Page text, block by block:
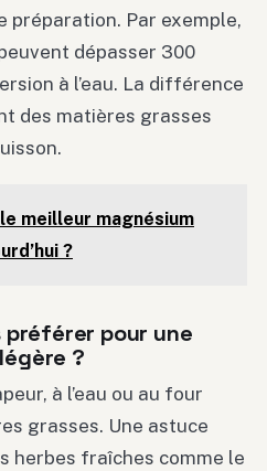
préparation. Par exemple,
dépasser 300
à l’eau. La différence
des matières grasses
meilleur magnésium
?
pour une
?
à l’eau ou au four
grasses. Une astuce
herbes fraîches comme le